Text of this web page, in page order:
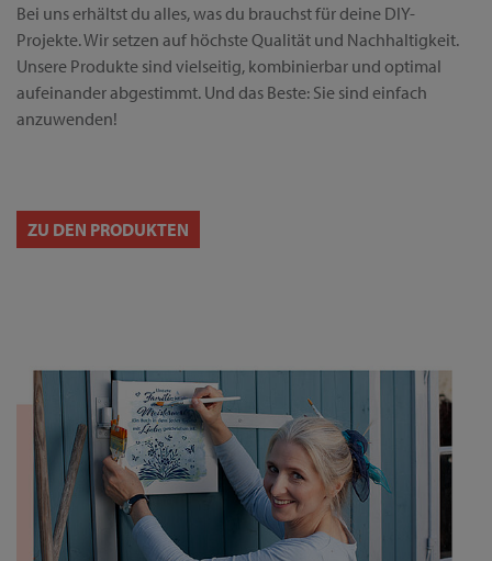
Bei uns erhältst du alles, was du brauchst für deine DIY-
Projekte. Wir setzen auf höchste Qualität und Nachhaltigkeit.
Unsere Produkte sind vielseitig, kombinierbar und optimal
aufeinander abgestimmt. Und das Beste: Sie sind einfach
anzuwenden!
ZU DEN PRODUKTEN